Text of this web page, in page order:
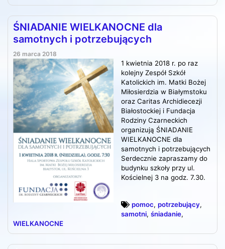
ŚNIADANIE WIELKANOCNE dla
samotnych i potrzebujących
26 marca 2018
1 kwietnia 2018 r. po raz
kolejny Zespół Szkół
Katolickich im. Matki Bożej
Miłosierdzia w Białymstoku
oraz Caritas Archidiecezji
Białostockiej i Fundacja
Rodziny Czarneckich
organizują ŚNIADANIE
WIELKANOCNE dla
samotnych i potrzebujących
Serdecznie zapraszamy do
budynku szkoły przy ul.
Kościelnej 3 na godz. 7.30.
pomoc, potrzebujący,
samotni, śniadanie,
WIELKANOCNE